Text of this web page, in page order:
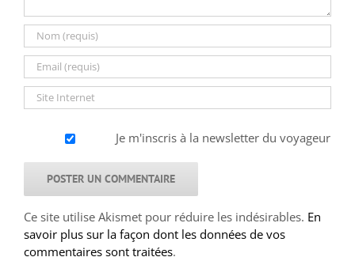
Je m'inscris à la newsletter du voyageur
Ce site utilise Akismet pour réduire les indésirables. En
savoir plus sur la façon dont les données de vos
commentaires sont traitées.